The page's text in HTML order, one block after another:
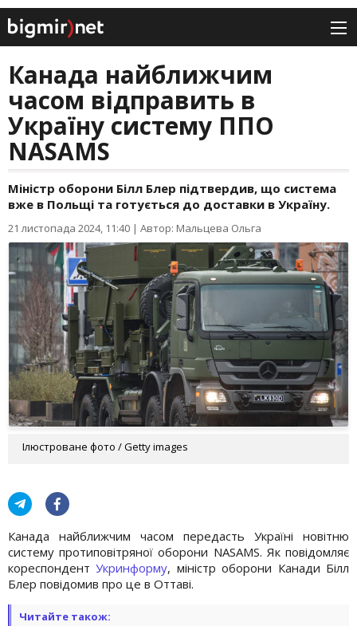
Канада найближчим
часом відправить в
Україну систему ППО
NASAMS
Міністр оборони Білл Блер підтвердив, що система
вже в Польщі та готується до доставки в Україну.
21 листопада 2024, 11:40 | Автор: Мальцева Ольга
Ілюстроване фото / Getty images
Канада найближчим часом передасть Україні новітню
систему протиповітряної оборони NASAMS. Як повідомляє
кореспондентУкринформу, міністр оборони Канади Білл
Блер повідомив про це в Оттаві.
Читайте також: